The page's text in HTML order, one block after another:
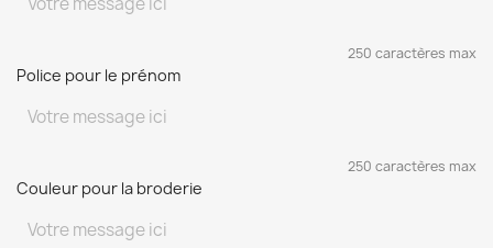
250 caractères max
Police pour le prénom
250 caractères max
Couleur pour la broderie